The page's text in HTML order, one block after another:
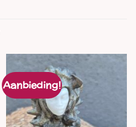
Aanbieding!